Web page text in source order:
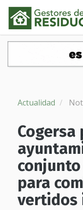
Actualidad
para
vertidos